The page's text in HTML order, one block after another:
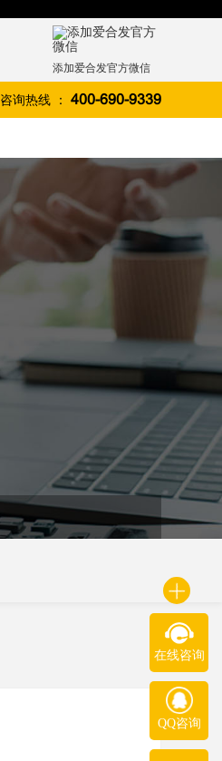
添加爱合发官方微信
咨询热线 ： 400-690-9339
在线咨询
QQ咨询